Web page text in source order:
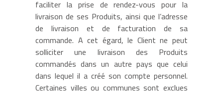
faciliter la prise de rendez-vous pour la
livraison de ses Produits, ainsi que l’adresse
de livraison et de facturation de sa
commande. A cet égard, le Client ne peut
solliciter une livraison des Produits
commandés dans un autre pays que celui
dans lequel il a créé son compte personnel.
Certaines villes ou communes sont exclues